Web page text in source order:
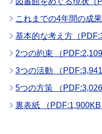
これまでの4年間の成
基本的な考え方（
2つの約束 （
3つの活動 （
5つの方策 （
裏表紙 （PDF:1,900KB